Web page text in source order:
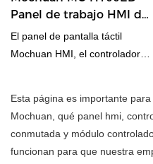
Esta página es importante
Mochuan, qué panel hmi,
conmutada y módulo
funcionan para que nuestra
Panel de trabajo HMI de
10 pulgadas para
equipos de perforación
El panel de pantalla táctil
Mochuan HMI, el controlador
requieren velocidad y
posicionamiento preciso para
realizar la integración del
sistema para nuestros clientes